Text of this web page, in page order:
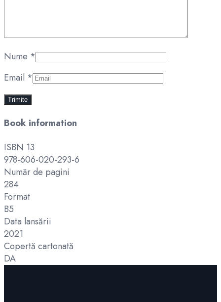
Nume *
Email *
Book information
ISBN 13
978-606-020-293-6
Număr de pagini
284
Format
B5
Data lansării
2021
Copertă cartonată
DA